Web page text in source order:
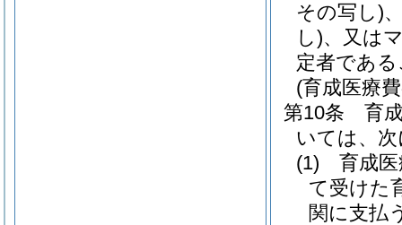
その写し)
し)、又は
定者であ
(育成医療
第10条
育
いては、
(1)
育成
て受けた
関に支払